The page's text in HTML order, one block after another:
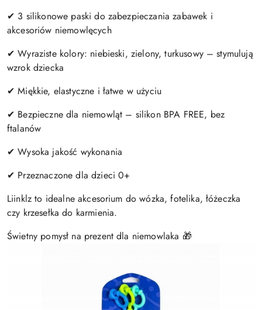
✔ 3 silikonowe paski do zabezpieczania zabawek i
akcesoriów niemowlęcych
✔ Wyraziste kolory: niebieski, zielony, turkusowy – stymulują
wzrok dziecka
✔ Miękkie, elastyczne i łatwe w użyciu
✔ Bezpieczne dla niemowląt – silikon BPA FREE, bez
ftalanów
✔ Wysoka jakość wykonania
✔ Przeznaczone dla dzieci 0+
Liinklz to idealne akcesorium do wózka, fotelika, łóżeczka
czy krzesełka do karmienia.
Świetny pomysł na prezent dla niemowlaka 🎁